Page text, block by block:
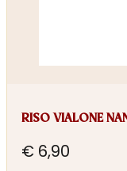
RISO VIALONE
€ 6,90